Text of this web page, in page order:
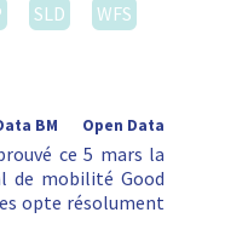
SLD
WFS
Open Data
BM
ce 5 mars la
de mobilité Good
opte résolument